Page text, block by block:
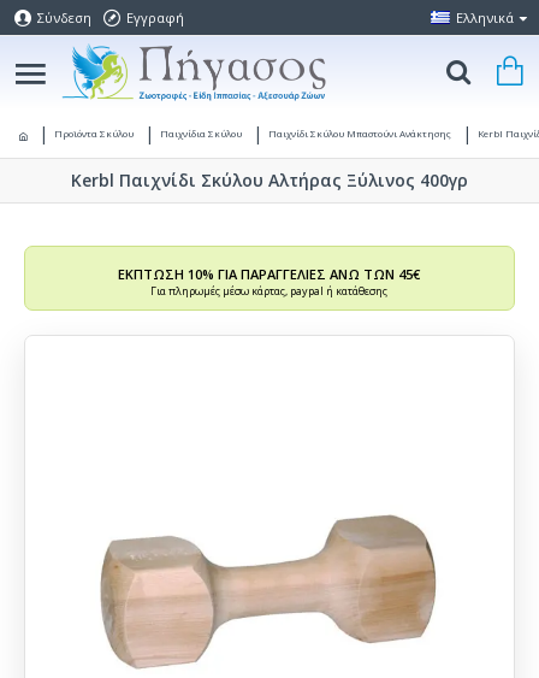
Σύνδεση Εγγραφή Ελληνικά
Προϊόντα Σκύλου Παιχνίδια Σκύλου Παιχνίδι Σκύλου Μπαστούνι Ανάκτησης Kerbl
Kerbl Παιχνίδι Σκύλου Αλτήρας Ξύλινος 400γρ
ΕΚΠΤΩΣΗ 10% ΓΙΑ ΠΑΡΑΓΓΕΛΙΕΣ ΑΝΩ ΤΩΝ 45€
Για πληρωμές μέσω κάρτας, paypal ή κατάθεσης